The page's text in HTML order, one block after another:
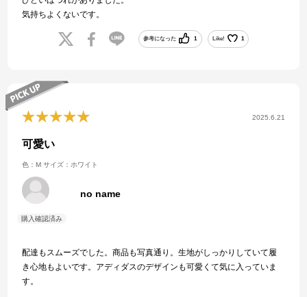
気持ちよくないです。
参考になった 1 Like! 1
2025.6.21
可愛い
色：M サイズ：ホワイト
no name
配達もスムーズでした。商品も写真通り。生地がしっかりしていて履
き心地もよいです。アディダスのデザインも可愛くて気に入っていま
す。